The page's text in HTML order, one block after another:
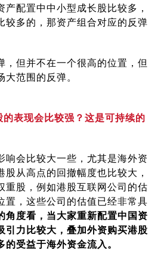
产配置中中小型成长股比较多，
较多的，那资产组合对应的反弹
，但并不在一个很高的位置，但
大范围的反弹。
表现会比较强？这是可持续的
响会比较大一些，尤其是海外资
股从高点的回撤幅度也比较大，
重股，例如港股互联网公司的估
置，这些公司的估值已经非常具
角度看，当大家重新配置中国资
引力比较大，叠加外资购买港股
受益于海外资金流入。